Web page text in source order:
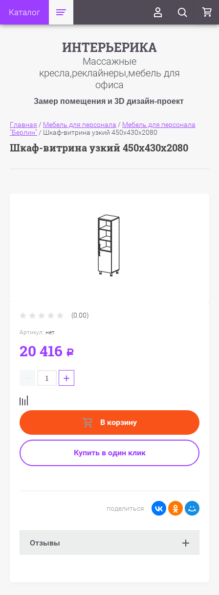
Каталог
ИНТЕРЬЕРИКА
Массажные
кресла,реклайнеры,мебель для
офиса
Замер помещения и 3D дизайн-проект
Главная / Мебель для персонала / Мебель для персонала
"Берлин" / Шкаф-витрина узкий 450x430x2080
Шкаф-витрина узкий 450x430x2080
(0.00)
Артикул: нет
20 416 Р
+
В корзину
Купить в один клик
поделиться
Отзывы